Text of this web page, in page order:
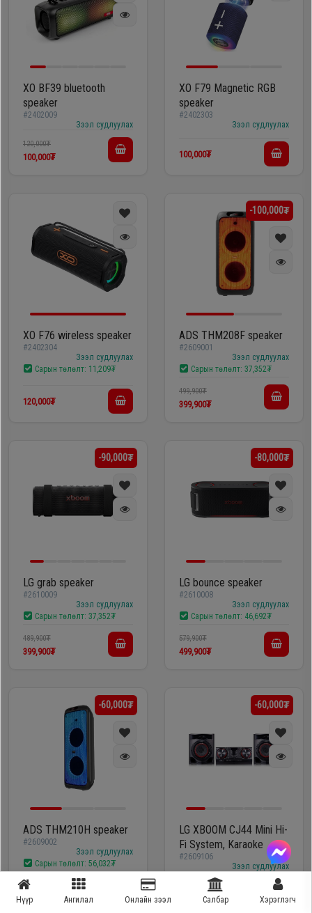
XO BF39 bluetooth
speaker
#2402009
Зээл судлуулах
120,000₮
100,000₮
XO F79 Magnetic RGB
speaker
#2402303
Зээл судлуулах
100,000₮
XO F76 wireless speaker
#2402304
Зээл судлуулах
Сарын төлөлт: 11,209₮
120,000₮
-100,000₮
ADS THM208F speaker
#2609001
Зээл судлуулах
Сарын төлөлт: 37,352₮
499,900₮
399,900₮
-90,000₮
LG grab speaker
#2610009
Зээл судлуулах
Сарын төлөлт: 37,352₮
489,900₮
399,900₮
-80,000₮
LG bounce speaker
#2610008
Зээл судлуулах
Сарын төлөлт: 46,692₮
579,900₮
499,900₮
-60,000₮
ADS THM210H speaker
#2609002
Зээл судлуулах
Сарын төлөлт: 56,032₮
659,900₮
-60,000₮
LG XBOOM CJ44 Mini Hi-
Fi System, Karaoke
#2609106
Зээл судлуулах
Сарын төлөлт:
659,900₮
Нүүр Ангилал Онлайн зээл Салбар Хэрэглэгч